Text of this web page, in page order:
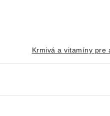
Krmivá a vitamíny pre